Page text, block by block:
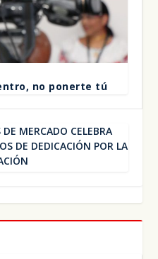
no poner­te tú
DE MER­CA­DO CELE­BRA
DE DEDI­CA­CIÓN POR LA